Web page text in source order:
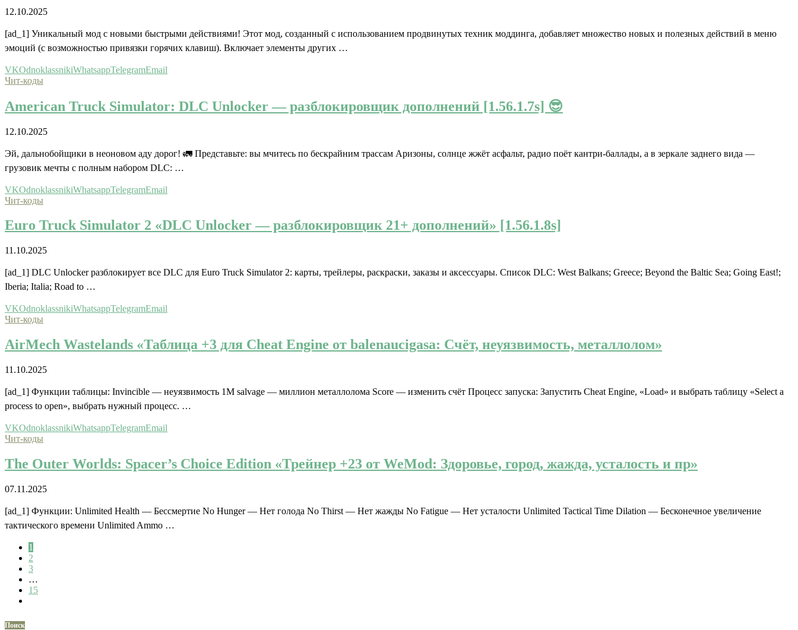
12.10.2025
[ad_1] Уникальный мод с новыми быстрыми действиями! Этот мод, созданный с использованием продвинутых техник моддинга, добавляет множество новых и полезных действий в меню
эмоций (с возможностью привязки горячих клавиш). Включает элементы других …
VKOdnoklassnikiWhatsappTelegramEmail
Чит-коды
American Truck Simulator: DLC Unlocker — разблокировщик дополнений [1.56.1.7s] 😎
12.10.2025
Эй, дальнобойщики в неоновом аду дорог! 🚛 Представьте: вы мчитесь по бескрайним трассам Аризоны, солнце жжёт асфальт, радио поёт кантри-баллады, а в зеркале заднего вида —
грузовик мечты с полным набором DLC: …
VKOdnoklassnikiWhatsappTelegramEmail
Чит-коды
Euro Truck Simulator 2 «DLC Unlocker — разблокировщик 21+ дополнений» [1.56.1.8s]
11.10.2025
[ad_1] DLC Unlocker разблокирует все DLC для Euro Truck Simulator 2: карты, трейлеры, раскраски, заказы и аксессуары. Список DLC: West Balkans; Greece; Beyond the Baltic Sea; Going East!;
Iberia; Italia; Road to …
VKOdnoklassnikiWhatsappTelegramEmail
Чит-коды
AirMech Wastelands «Таблица +3 для Cheat Engine от balenaucigasa: Счёт, неуязвимость, металлолом»
11.10.2025
[ad_1] Функции таблицы: Invincible — неуязвимость 1M salvage — миллион металлолома Score — изменить счёт Процесс запуска: Запустить Cheat Engine, «Load» и выбрать таблицу «Select a
process to open», выбрать нужный процесс. …
VKOdnoklassnikiWhatsappTelegramEmail
Чит-коды
The Outer Worlds: Spacer’s Choice Edition «Трейнер +23 от WeMod: Здоровье, город, жажда, усталость и пр»
07.11.2025
[ad_1] Функции: Unlimited Health — Бессмертие No Hunger — Нет голода No Thirst — Нет жажды No Fatigue — Нет усталости Unlimited Tactical Time Dilation — Бесконечное увеличение
тактического времени Unlimited Ammo …
1
2
3
…
15
Поиск